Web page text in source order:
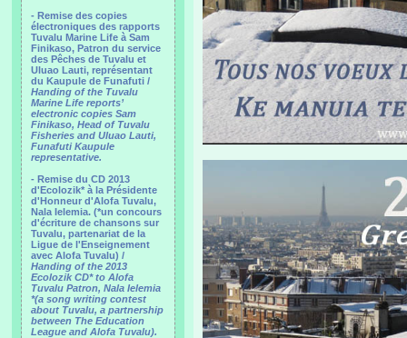
- Remise des copies
électroniques des rapports
Tuvalu Marine Life à Sam
Finikaso, Patron du service
des Pêches de Tuvalu et
Uluao Lauti, représentant
du Kaupule de Funafuti /
Handing of the Tuvalu
Marine Life reports’
electronic copies Sam
Finikaso, Head of Tuvalu
Fisheries and Uluao Lauti,
Funafuti Kaupule
representative.
- Remise du CD 2013
d'Ecolozik* à la Présidente
d'Honneur d'Alofa Tuvalu,
Nala Ielemia. (*un concours
d'écriture de chansons sur
Tuvalu, partenariat de la
Ligue de l'Enseignement
avec Alofa Tuvalu) /
Handing of the 2013
Ecolozik CD* to Alofa
Tuvalu Patron, Nala Ielemia
*(a song writing contest
about Tuvalu, a partnership
between The Education
League and Alofa Tuvalu).